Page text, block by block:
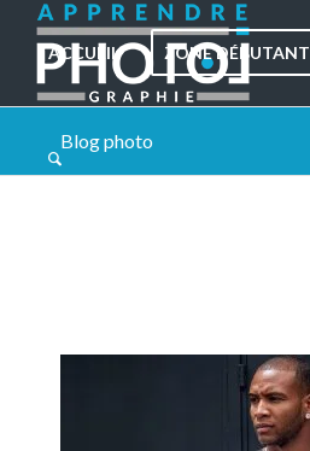
ACCUEIL ZONE DÉBUTANT
Blog photo